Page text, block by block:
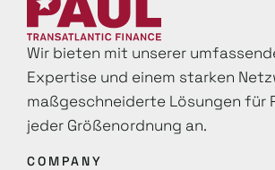
Wir bieten mit unserer
Expertise und einem starken
maß­geschneiderte Lösungen für
jeder Größenordnung an.
COMPANY